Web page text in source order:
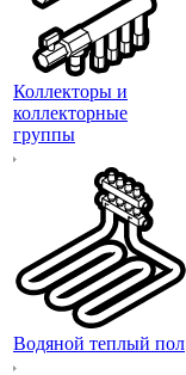
Коллекторы и
коллекторные
группы
Водяной теплый пол